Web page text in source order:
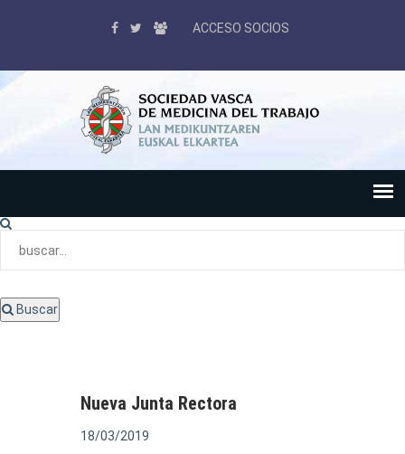
ACCESO SOCIOS
Buscar
Nueva Junta Rectora
18/03/2019